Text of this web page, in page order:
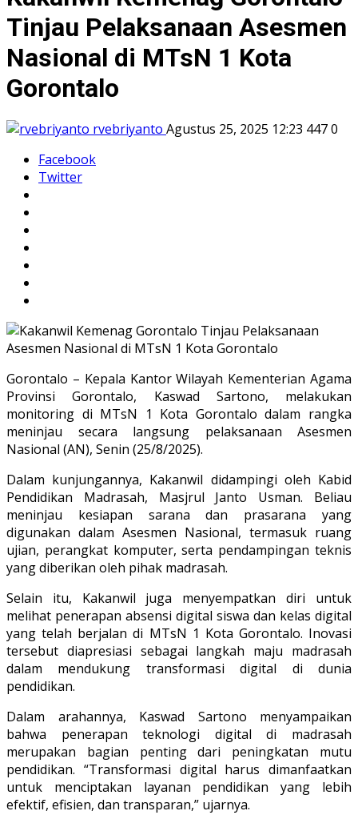
Tinjau Pelaksanaan Asesmen
Nasional di MTsN 1 Kota
Gorontalo
rvebriyanto Agustus 25, 2025 12:23 4470
Facebook
Twitter
Gorontalo – Kepala Kantor Wilayah Kementerian Agama
Provinsi Gorontalo, Kaswad Sartono, melakukan
monitoring di MTsN 1 Kota Gorontalo dalam rangka
meninjau secara langsung pelaksanaan Asesmen
Nasional (AN), Senin (25/8/2025).
Dalam kunjungannya, Kakanwil didampingi oleh Kabid
Pendidikan Madrasah, Masjrul Janto Usman. Beliau
meninjau kesiapan sarana dan prasarana yang
digunakan dalam Asesmen Nasional, termasuk ruang
ujian, perangkat komputer, serta pendampingan teknis
yang diberikan oleh pihak madrasah.
Selain itu, Kakanwil juga menyempatkan diri untuk
melihat penerapan absensi digital siswa dan kelas digital
yang telah berjalan di MTsN 1 Kota Gorontalo. Inovasi
tersebut diapresiasi sebagai langkah maju madrasah
dalam mendukung transformasi digital di dunia
pendidikan.
Dalam arahannya, Kaswad Sartono menyampaikan
bahwa penerapan teknologi digital di madrasah
merupakan bagian penting dari peningkatan mutu
pendidikan. “Transformasi digital harus dimanfaatkan
untuk menciptakan layanan pendidikan yang lebih
efektif, efisien, dan transparan,” ujarnya.